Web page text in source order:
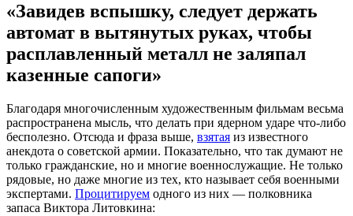
«Завидев вспышку, следует держать
автомат в вытянутых руках, чтобы
расплавленный металл не заляпал
казенные сапоги»
Благодаря многочисленным художественным фильмам весьма
распространена мысль, что делать при ядерном ударе что-либо
бесполезно. Отсюда и фраза выше, взятая из известного
анекдота о советской армии. Показательно, что так думают не
только гражданские, но и многие военнослужащие. Не только
рядовые, но даже многие из тех, кто называет себя военными
экспертами. Процитируем одного из них — полковника
запаса Виктора Литовкина: